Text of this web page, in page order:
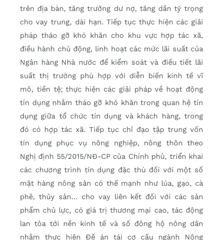
trên địa bàn, tăng trưởng dư nợ, tăng dần tỷ trọng
cho vay trung, dài hạn. Tiếp tục thực hiện các giải
pháp tháo gỡ khó khăn cho khu vực hợp tác xã,
điều hành chủ động, linh hoạt các mức lãi suất của
Ngân hàng Nhà nước để kiểm soát và điều tiết lãi
suất thị trường phù hợp với diễn biến kinh tế vĩ
mô, tiền tệ; thực hiện các giải pháp về hoạt động
tín dụng nhằm tháo gỡ khó khăn trong quan hệ tín
dụng giữa tổ chức tín dụng và khách hàng, trong
đó có hợp tác xã. Tiếp tục chỉ đạo tập trung vốn
tín dụng phục vụ nông nghiệp, nông thôn theo
Nghị định 55/2015/NĐ-CP của Chính phủ, triển khai
các chương trình tín dụng đặc thù đối với một số
mặt hàng nông sản có thế mạnh như lúa, gạo, cà
phê, thủy sản… cho vay liên kết đối với các sản
phẩm chủ lực, có giá trị thương mại cao, tác động
lan tỏa tới nền kinh tế và số đông hộ nông dân
nhằm thực hiện Đề án tái cơ cấu ngành Nông